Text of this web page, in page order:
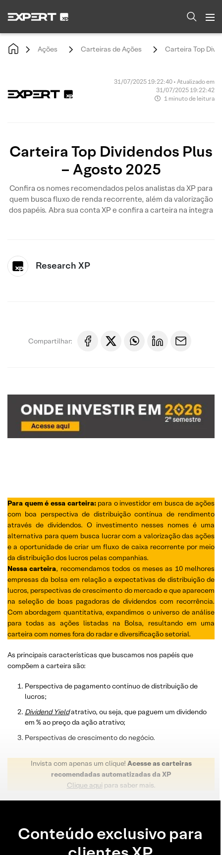
Ações Carteiras de Ações Carteira Top
31/07/2025 19:22:40 • Atualizado em
31/07/2025 19:22:42
1 minuto de leitura
Carteira Top Dividendos Plus
– Agosto 2025
Confira os nomes recomendados pelos analistas da XP para
quem busca fluxo de renda recorrente, além da valorização
dos papéis. Abra sua conta XP e confira a carteira na íntegra
Research XP
Compartilhar:
Para quem é essa carteira: para o investidor em busca de ações
com boa perspectiva de distribuição contínua de rendimento
através de dividendos. O investimento nesses nomes é uma
alternativa para quem busca lucrar com a valorização das ações
e a oportunidade de criar um fluxo de caixa recorrente por meio
da distribuição dos lucros pelas companhias.
Nessa carteira, recomendamos todos os meses as 10 melhores
empresas da bolsa em relação a expectativas de distribuição de
lucros, perspectivas de crescimento do mercado e que aparecem
na seleção de boas pagadoras de dividendos com recorrência.
Com abordagem quantitativa, expandimos o universo de análise
para todas as ações listadas na Bolsa, resultando em uma
carteira com nomes fora do radar e diversificação setorial.
As principais características que buscamos nos papéis que
compõem a carteira são:
Perspectiva de pagamento contínuo de distribuição de
lucros;
Dividend Yieldatrativo, ou seja, que paguem um dividendo
em % ao preço da ação atrativo;
Perspectivas de crescimento do negócio.
Invista com apenas um clique! Acesse as carteiras
recomendadas automatizadas da XP
Clique aqui para saber mais.
Conteúdo exclusivo para